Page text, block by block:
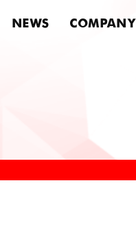
NEWS COMPANY